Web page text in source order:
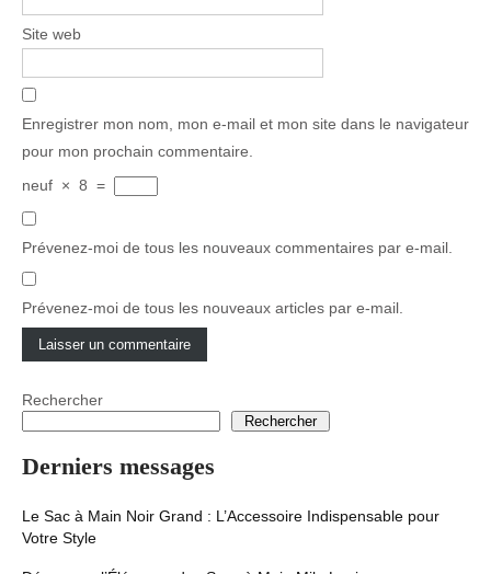
Site web
Enregistrer mon nom, mon e-mail et mon site dans le navigateur
pour mon prochain commentaire.
neuf × 8 =
Prévenez-moi de tous les nouveaux commentaires par e-mail.
Prévenez-moi de tous les nouveaux articles par e-mail.
Rechercher
Rechercher
Derniers messages
Le Sac à Main Noir Grand : L’Accessoire Indispensable pour
Votre Style